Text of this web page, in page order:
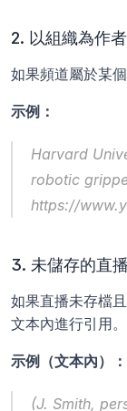
2. 以組織為作者
如果頻道屬於某
示例：
Harvard
robotic
https://
3. 未儲存的直播
如果直播未存檔
文本內進行引用。
示例（文本內）：
(J. Smith,